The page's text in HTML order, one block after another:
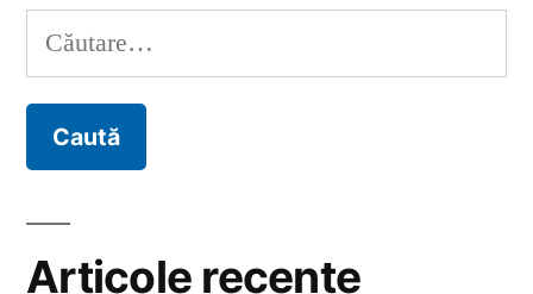
Educative
copii
Caută
după:
Articole recente